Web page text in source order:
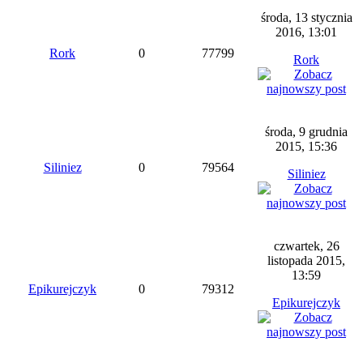
Rork 0 77799
środa, 13 stycznia
2016, 13:01
Rork
Siliniez 0 79564
środa, 9 grudnia
2015, 15:36
Siliniez
Epikurejczyk 0 79312
czwartek, 26
listopada 2015,
13:59
Epikurejczyk